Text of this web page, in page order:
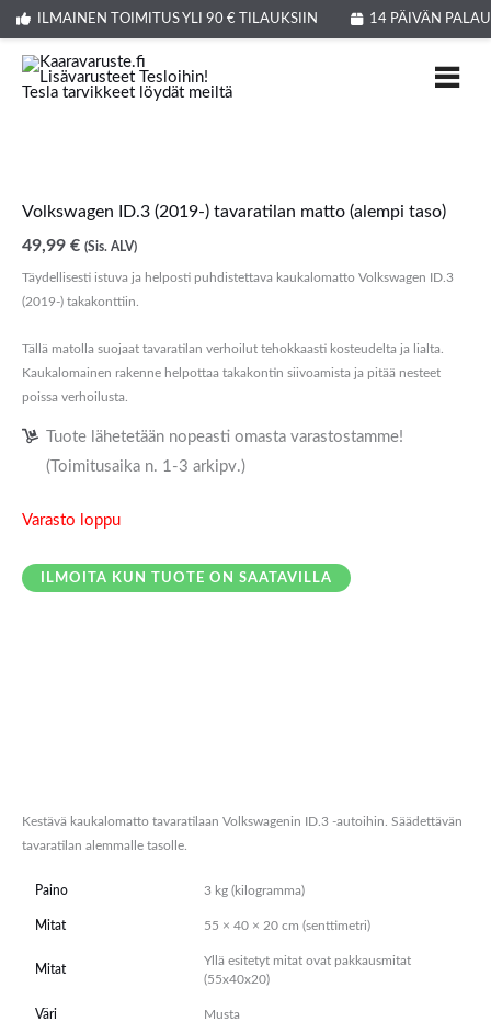
ILMAINEN TOIMITUS YLI 90 € TILAUKSIIN 14 PÄIVÄN
Siirry
sisältöön
Volkswagen ID.3 (2019-) tavaratilan matto (alempi taso)
49,99 € (Sis. ALV)
Täydellisesti istuva ja helposti puhdistettava kaukalomatto Volkswagen ID.3
(2019-) takakonttiin.
Tällä matolla suojaat tavaratilan verhoilut tehokkaasti kosteudelta ja lialta.
Kaukalomainen rakenne helpottaa takakontin siivoamista ja pitää nesteet
poissa verhoilusta.
Tuote lähetetään nopeasti omasta varastostamme!
(Toimitusaika n. 1-3 arkipv.)
Varasto loppu
ILMOITA KUN TUOTE ON SAATAVILLA
Kestävä kaukalomatto tavaratilaan Volkswagenin ID.3 -autoihin. Säädettävän
tavaratilan alemmalle tasolle.
Paino 3 kg (kilogramma)
Mitat 55 × 40 × 20 cm (senttimetri)
Mitat
Yllä esitetyt mitat ovat pakkausmitat
(55x40x20)
Väri Musta